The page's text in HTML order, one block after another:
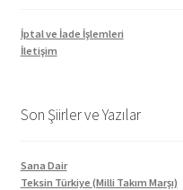
İptal ve İade İşlemleri
İletişim
Son Şiirler ve Yazılar
Sana Dair
Teksin Türkiye (Milli Takım Marşı)